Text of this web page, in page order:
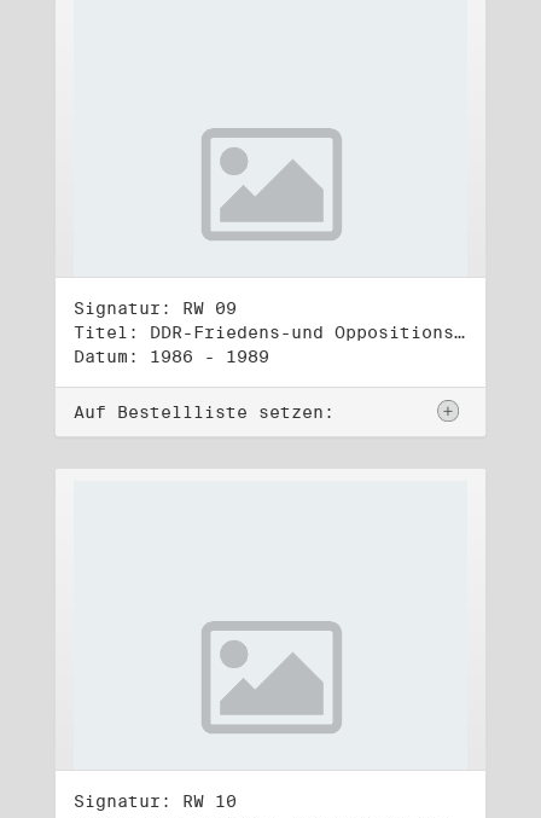
Signatur: RW 09
Titel: DDR-Friedens-und Oppositionsbewegung (2)
Datum: 1986 - 1989
Auf Bestellliste setzen:
Signatur: RW 10